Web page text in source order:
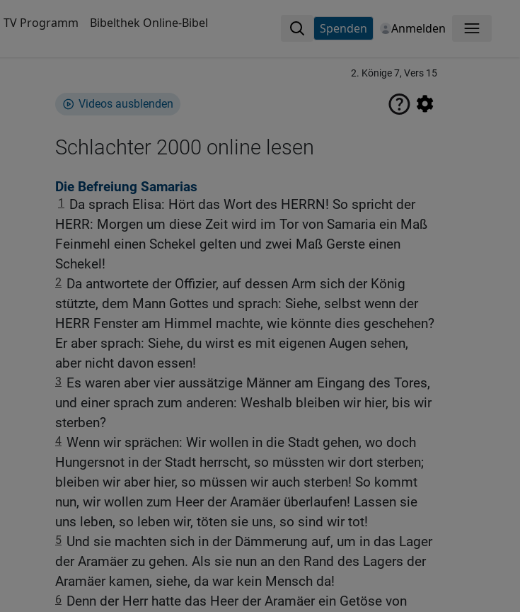
TV Programm Bibelthek Online-Bibel Spenden Anmelden Menü
2. Könige 7, Vers 15
Videos ausblenden
Schlachter 2000 online lesen
Die Befreiung Samarias
1
Da sprach Elisa: Hört das Wort des HERRN! So spricht der
HERR: Morgen um diese Zeit wird im Tor von Samaria ein Maß
Feinmehl einen Schekel gelten und zwei Maß Gerste einen
Schekel!
2 Da antwortete der Offizier, auf dessen Arm sich der König
stützte, dem Mann Gottes und sprach: Siehe, selbst wenn der
HERR Fenster am Himmel machte, wie könnte dies geschehen?
Er aber sprach: Siehe, du wirst es mit eigenen Augen sehen,
aber nicht davon essen!
3 Es waren aber vier aussätzige Männer am Eingang des Tores,
und einer sprach zum anderen: Weshalb bleiben wir hier, bis wir
sterben?
4 Wenn wir sprächen: Wir wollen in die Stadt gehen, wo doch
Hungersnot in der Stadt herrscht, so müssten wir dort sterben;
bleiben wir aber hier, so müssen wir auch sterben! So kommt
nun, wir wollen zum Heer der Aramäer überlaufen! Lassen sie
uns leben, so leben wir, töten sie uns, so sind wir tot!
5 Und sie machten sich in der Dämmerung auf, um in das Lager
der Aramäer zu gehen. Als sie nun an den Rand des Lagers der
Aramäer kamen, siehe, da war kein Mensch da!
6 Denn der Herr hatte das Heer der Aramäer ein Getöse von